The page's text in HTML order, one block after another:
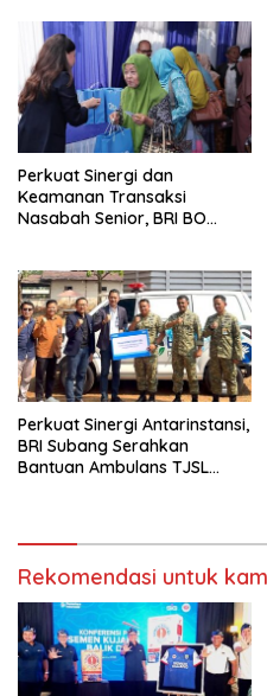
Perkuat Sinergi dan
Keamanan Transaksi
Nasabah Senior, BRI BO
Perkuat Sinergi Antarinstansi,
BRI Subang Serahkan
Bantuan Ambulans TJSL
Rekomendasi untuk